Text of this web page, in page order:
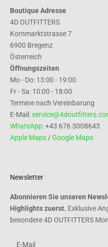
Boutique Adresse
4D OUTFITTERS
Kornmarktstrasse 7
6900 Bregenz
Österreich
Öffnungszeiten
Mo - Do: 13:00 - 19:00
Fr - Sa: 10:00 - 18:00
Termine nach Vereinbarung
E-Mail:
WhatsApp: +43 676 3008643
Apple Maps / Google Maps
Newsletter
Abonnieren Sie unseren
Highlights zuerst. Exklusive
besondere 4D OUTFITTERS